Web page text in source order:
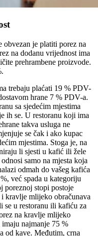
obvezan je platiti porez na
na dodanu vrijednost ima
prehrambene proizvode.
trebaju plaćati 19 % PDV-
hrane 7 % PDV-a.
sa sjedećim mjestima
ih se. U restoranu koji ima
takva usluga ne
se čak i ako kupac
mjestima. Stoga je, na
li sjesti u kafić ili žele
samo na mjesta koja
odmah do vašeg kafića
već spada u kategoriju
poreznoj stopi postoje
kravlje mlijeko obračunava
se u restoranu ili kafiću za
na kravlje mlijeko
najmanje 75 %
od kave. Međutim, crna